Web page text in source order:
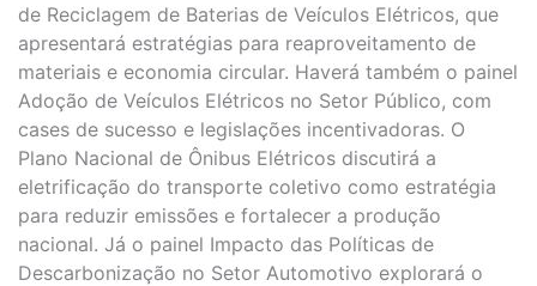
de Reciclagem de Baterias de Veículos Elétricos, que
apresentará estratégias para reaproveitamento de
materiais e economia circular. Haverá também o painel
Adoção de Veículos Elétricos no Setor Público, com
cases de sucesso e legislações incentivadoras. O
Plano Nacional de Ônibus Elétricos discutirá a
eletrificação do transporte coletivo como estratégia
para reduzir emissões e fortalecer a produção
nacional. Já o painel Impacto das Políticas de
Descarbonização no Setor Automotivo explorará o